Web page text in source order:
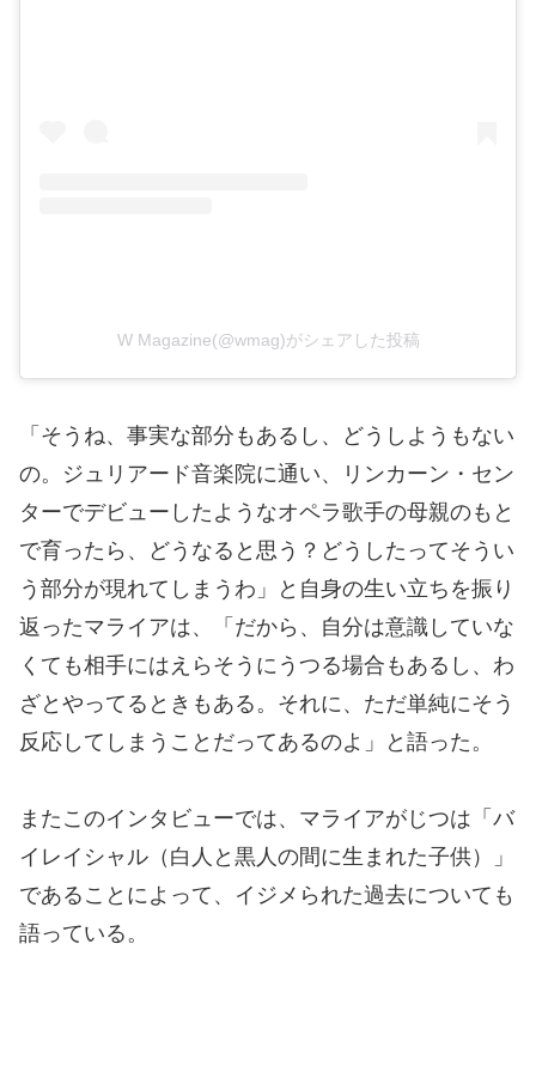
W Magazine(@wmag)がシェアした投稿
「そうね、事実な部分もあるし、どうしようもない
の。ジュリアード音楽院に通い、リンカーン・セン
ターでデビューしたようなオペラ歌手の母親のもと
で育ったら、どうなると思う？どうしたってそうい
う部分が現れてしまうわ」と自身の生い立ちを振り
返ったマライアは、「だから、自分は意識していな
くても相手にはえらそうにうつる場合もあるし、わ
ざとやってるときもある。それに、ただ単純にそう
反応してしまうことだってあるのよ」と語った。
またこのインタビューでは、マライアがじつは「バ
イレイシャル（白人と黒人の間に生まれた子供）」
であることによって、イジメられた過去についても
語っている。